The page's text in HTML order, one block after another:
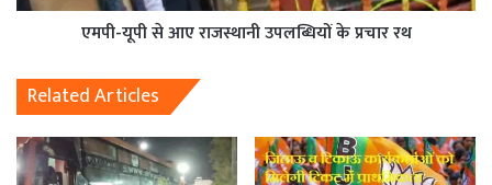
एमपी-यूपी से आए राजस्थानी उपलब्धियों के प्रचार रथ
Related Articles